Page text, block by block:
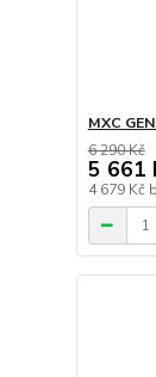
MXC
6 290 Kč
5 661
4 679 Kč